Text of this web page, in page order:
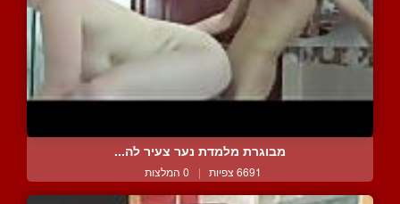
מבוגרת מלמדת נער צעיר לה...
6691 צפיות | 0 המלצות